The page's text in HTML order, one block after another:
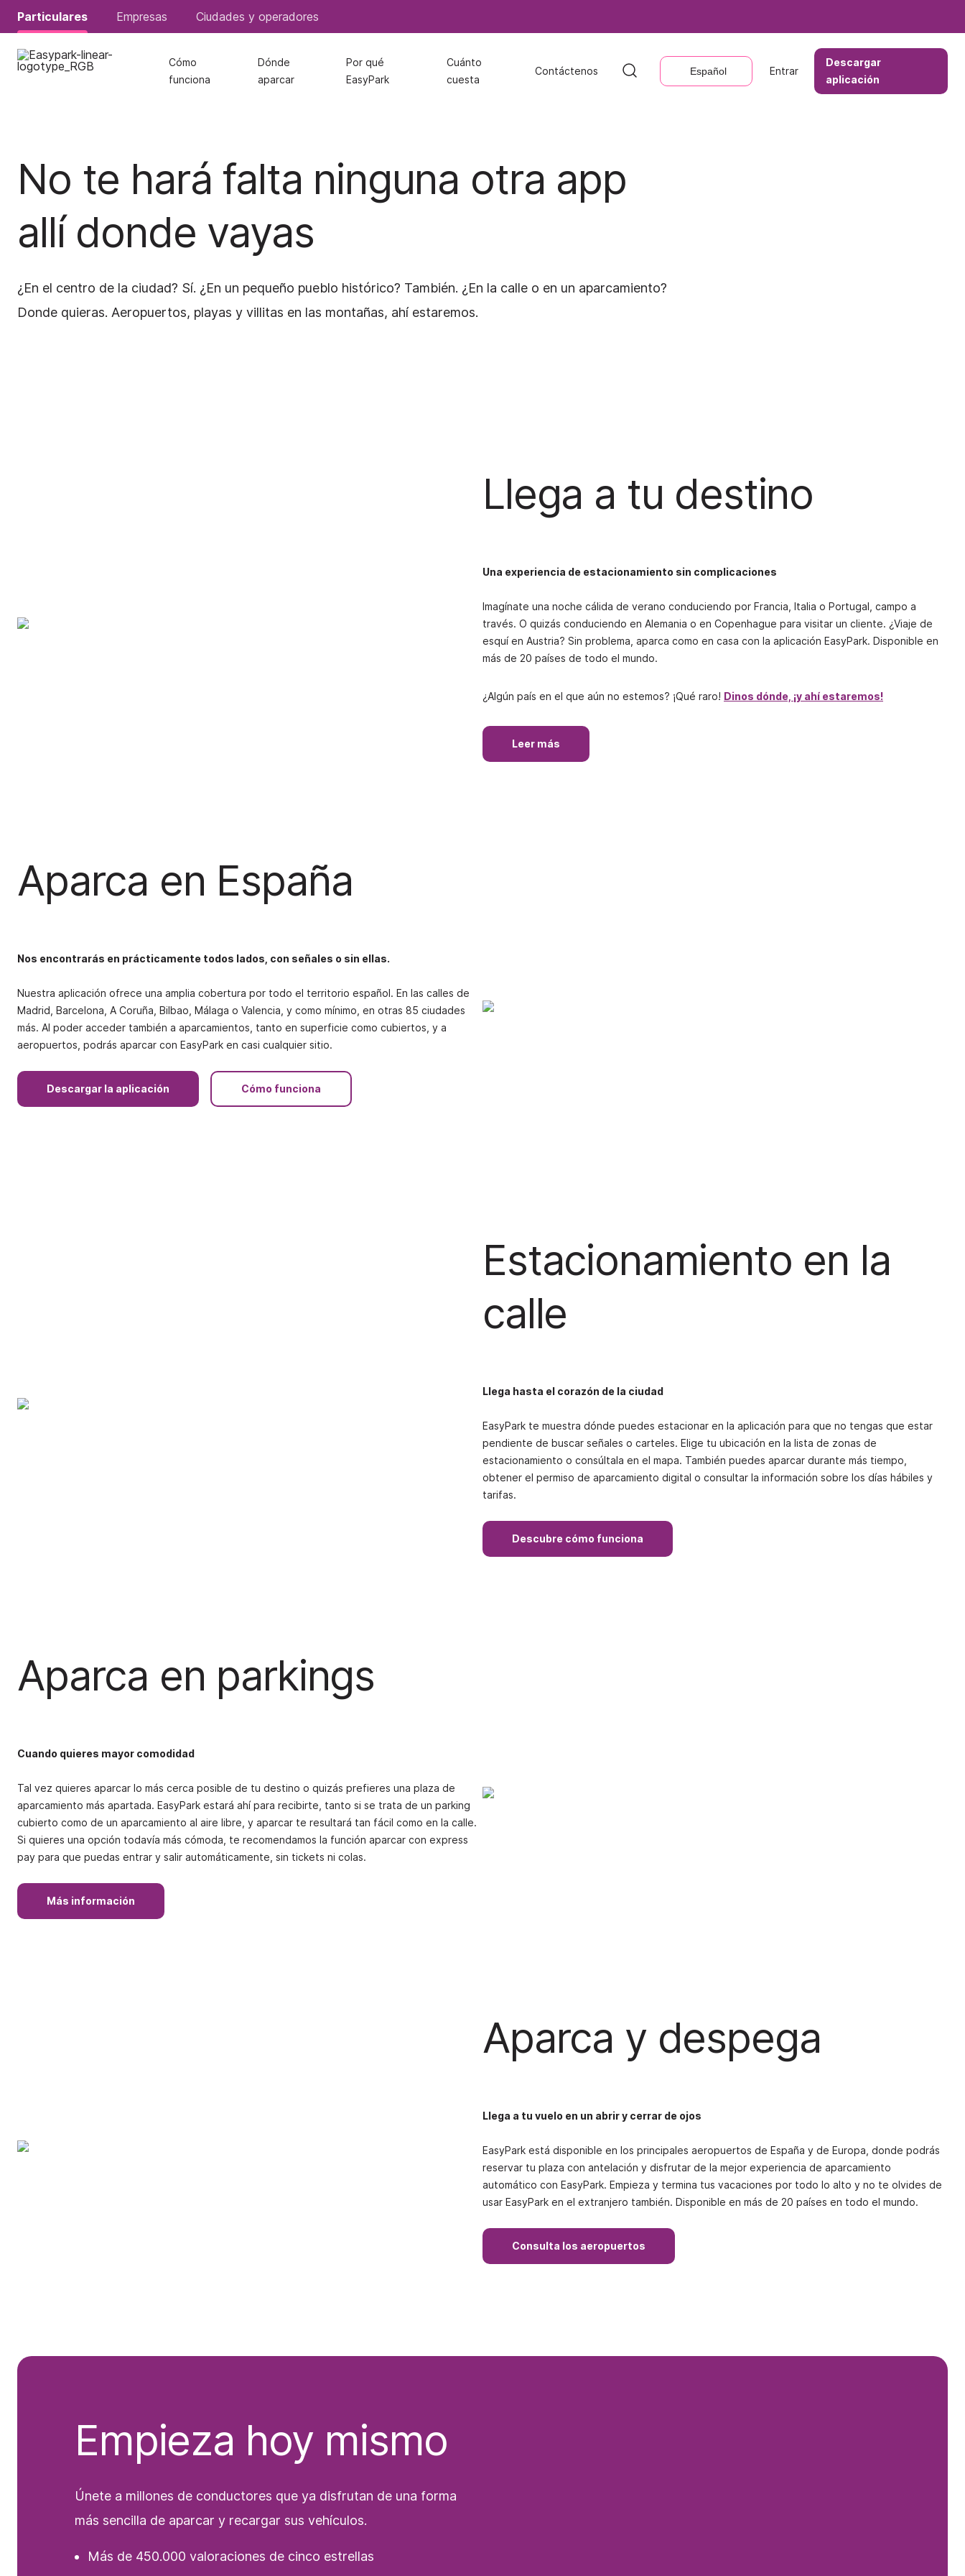
Particulares Empresas Ciudades y operadores
Cómo
funciona
Dónde
aparcar
Por qué
EasyPark
Cuánto
cuesta
Contáctenos Español Entrar
Descargar
aplicación
Particulares Empresas Ciudades y operadores
Cómo
funciona
Dónde
aparcar
Por qué
EasyPark
Cuánto
cuesta
Contáctenos Español Entrar
Descargar
aplicación
No te hará falta ninguna otra app
allí donde vayas
¿En el centro de la ciudad? Sí. ¿En un pequeño pueblo histórico? También. ¿En la calle o en un aparcamiento?
Donde quieras. Aeropuertos, playas y villitas en las montañas, ahí estaremos.
Llega a tu destino
Una experiencia de estacionamiento sin complicaciones
Imagínate una noche cálida de verano conduciendo por Francia, Italia o Portugal, campo a
través. O quizás conduciendo en Alemania o en Copenhague para visitar un cliente. ¿Viaje de
esquí en Austria? Sin problema, aparca como en casa con la aplicación EasyPark. Disponible en
más de 20 países de todo el mundo.
¿Algún país en el que aún no estemos? ¡Qué raro! Dinos dónde, ¡y ahí estaremos!
Leer más
Aparca en España
Nos encontrarás en prácticamente todos lados, con señales o sin ellas.
Nuestra aplicación ofrece una amplia cobertura por todo el territorio español. En las calles de
Madrid, Barcelona, A Coruña, Bilbao, Málaga o Valencia, y como mínimo, en otras 85 ciudades
más. Al poder acceder también a aparcamientos, tanto en superficie como cubiertos, y a
aeropuertos, podrás aparcar con EasyPark en casi cualquier sitio.
Descargar la aplicación Cómo funciona
Estacionamiento en la
calle
Llega hasta el corazón de la ciudad
EasyPark te muestra dónde puedes estacionar en la aplicación para que no tengas que estar
pendiente de buscar señales o carteles. Elige tu ubicación en la lista de zonas de
estacionamiento o consúltala en el mapa. También puedes aparcar durante más tiempo,
obtener el permiso de aparcamiento digital o consultar la información sobre los días hábiles y
tarifas.
Descubre cómo funciona
Aparca en parkings
Cuando quieres mayor comodidad
Tal vez quieres aparcar lo más cerca posible de tu destino o quizás prefieres una plaza de
aparcamiento más apartada. EasyPark estará ahí para recibirte, tanto si se trata de un parking
cubierto como de un aparcamiento al aire libre, y aparcar te resultará tan fácil como en la calle.
Si quieres una opción todavía más cómoda, te recomendamos la función aparcar con express
pay para que puedas entrar y salir automáticamente, sin tickets ni colas.
Más información
Aparca y despega
Llega a tu vuelo en un abrir y cerrar de ojos
EasyPark está disponible en los principales aeropuertos de España y de Europa, donde podrás
reservar tu plaza con antelación y disfrutar de la mejor experiencia de aparcamiento
automático con EasyPark. Empieza y termina tus vacaciones por todo lo alto y no te olvides de
usar EasyPark en el extranjero también. Disponible en más de 20 países en todo el mundo.
Consulta los aeropuertos
Empieza hoy mismo
Únete a millones de conductores que ya disfrutan de una forma
más sencilla de aparcar y recargar sus vehículos.
Más de 450.000 valoraciones de cinco estrellas